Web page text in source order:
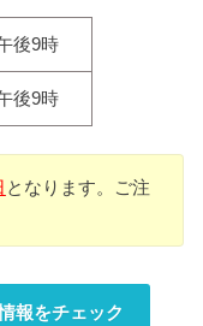
後9時
後9時
となります。ご注
報をチェック